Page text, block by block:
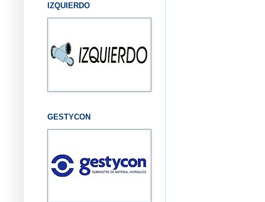
IZQUIERDO
GESTYCON